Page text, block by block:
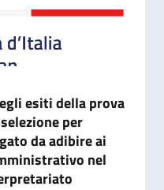
esiti della prova
per
da adibire ai
nel